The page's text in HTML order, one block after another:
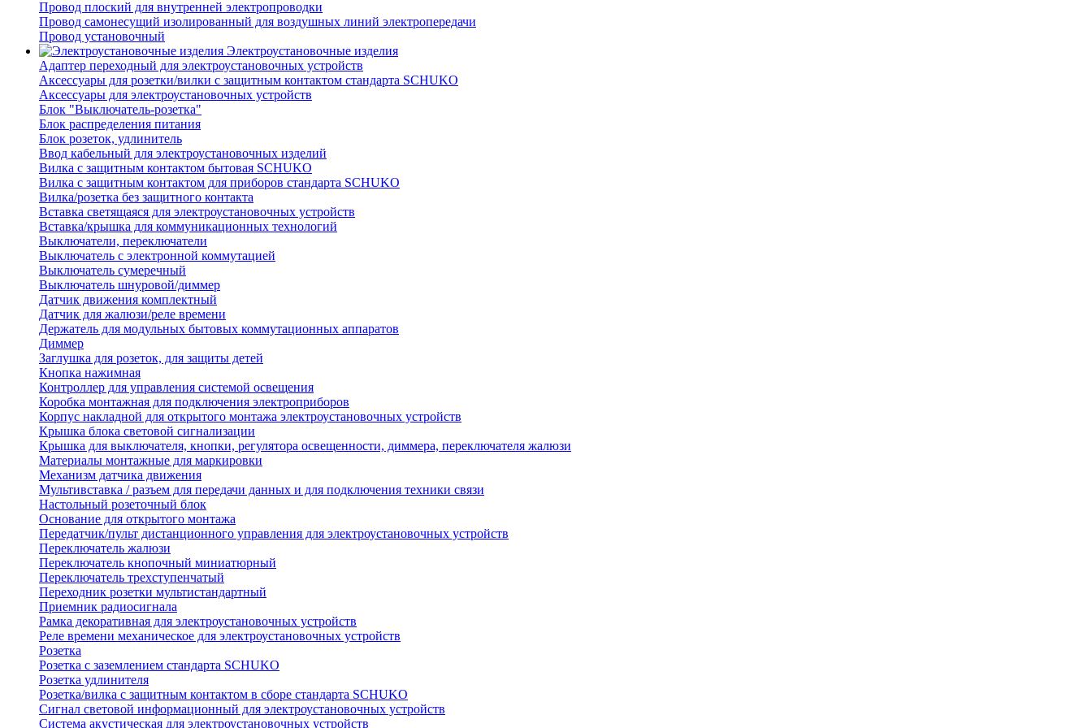
Провод плоский для внутренней электропроводки
Провод самонесущий изолированный для воздушных линий электропередачи
Провод установочный
Электроустановочные изделия
Адаптер переходный для электроустановочных устройств
Аксессуары для розетки/вилки с защитным контактом стандарта SCHUKO
Аксессуары для электроустановочных устройств
Блок "Выключатель-розетка"
Блок распределения питания
Блок розеток, удлинитель
Ввод кабельный для электроустановочных изделий
Вилка с защитным контактом бытовая SCHUKO
Вилка с защитным контактом для приборов стандарта SCHUKO
Вилка/розетка без защитного контакта
Вставка светящаяся для электроустановочных устройств
Вставка/крышка для коммуникационных технологий
Выключатели, переключатели
Выключатель с электронной коммутацией
Выключатель сумеречный
Выключатель шнуровой/диммер
Датчик движения комплектный
Датчик для жалюзи/реле времени
Держатель для модульных бытовых коммутационных аппаратов
Диммер
Заглушка для розеток, для защиты детей
Кнопка нажимная
Контроллер для управления системой освещения
Коробка монтажная для подключения электроприборов
Корпус накладной для открытого монтажа электроустановочных устройств
Крышка блока световой сигнализации
Крышка для выключателя, кнопки, регулятора освещенности, диммера, переключателя жалюзи
Материалы монтажные для маркировки
Механизм датчика движения
Мультивставка / разъем для передачи данных и для подключения техники связи
Настольный розеточный блок
Основание для открытого монтажа
Передатчик/пульт дистанционного управления для электроустановочных устройств
Переключатель жалюзи
Переключатель кнопочный миниатюрный
Переключатель трехступенчатый
Переходник розетки мультистандартный
Приемник радиосигнала
Рамка декоративная для электроустановочных устройств
Реле времени механическое для электроустановочных устройств
Розетка
Розетка с заземлением стандарта SCHUKO
Розетка удлинителя
Розетка/вилка с защитным контактом в сборе стандарта SCHUKO
Сигнал световой информационный для электроустановочных устройств
Система акустическая для электроустановочных устройств